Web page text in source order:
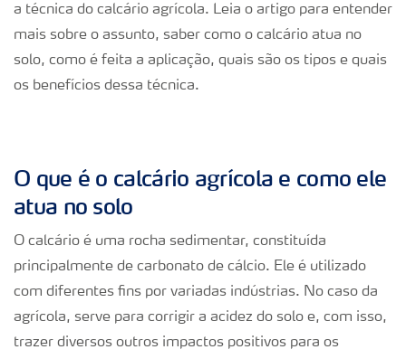
a técnica do calcário agrícola. Leia o artigo para entender
mais sobre o assunto, saber como o calcário atua no
solo, como é feita a aplicação, quais são os tipos e quais
os benefícios dessa técnica.
O que é o calcário agrícola e como ele
atua no solo
O calcário é uma rocha sedimentar, constituída
principalmente de carbonato de cálcio. Ele é utilizado
com diferentes fins por variadas indústrias. No caso da
agrícola, serve para corrigir a acidez do solo e, com isso,
trazer diversos outros impactos positivos para os